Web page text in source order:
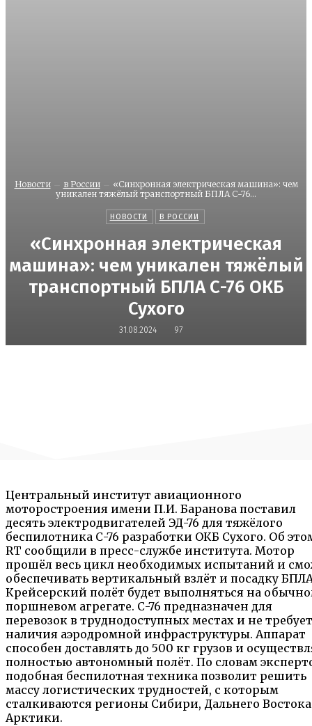
Новости в России
«Синхронная электрическая машина»: чем
уникален тяжёлый транспортный БПЛА С-76...
НОВОСТИ В РОССИИ
«Синхронная электрическая
машина»: чем уникален тяжёлый
транспортный БПЛА С-76 ОКБ
Сухого
31.08.2024 97
Центральный институт авиационного
моторостроения имени П.И. Баранова поставил
десять электродвигателей ЭД-76 для тяжёлого
беспилотника С-76 разработки ОКБ Сухого. Об
RT сообщили в пресс-службе института. Мотор
прошёл весь цикл необходимых испытаний и
обеспечивать вертикальный взлёт и посадку
Крейсерский полёт будет выполняться на
поршневом агрегате. С-76 предназначен для
перевозок в труднодоступных местах и не требует
наличия аэродромной инфраструктуры. Аппарат
способен доставлять до 500 кг грузов и
полностью автономный полёт. По словам
подобная беспилотная техника позволит решить
массу логистических трудностей, с которым
сталкиваются регионы Сибири, Дальнего
Арктики.